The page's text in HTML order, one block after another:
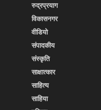
रुद्रप्रयाग
विकासनगर
वीडियो
संपादकीय
संस्कृति
साक्षात्कार
साहित्य
साहिया